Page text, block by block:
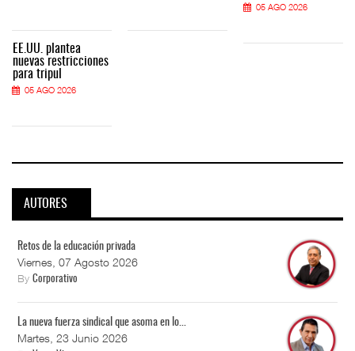
EE.UU. plantea
nuevas restricciones
para tripul
05 AGO 2026
05 AGO 2026
AUTORES
Retos de la educación privada
Viernes, 07 Agosto 2026
By Corporativo
La nueva fuerza sindical que asoma en lo...
Martes, 23 Junio 2026